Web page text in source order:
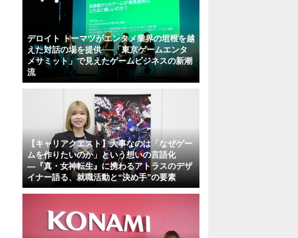
デロイト トーマツがエンタメ業界の垣根を越
えた対話の場を提供──「東京ゲームエンタ
メサミット」で見えたゲームビジネスの新潮
流
【キャリアクエスト】大事なのは「なぜゲー
ムを作りたいのか」という想いの言語化
―『真・女神転生』に携わるアトラスのデザ
イナー語る、就職活動と“決め手”の要素